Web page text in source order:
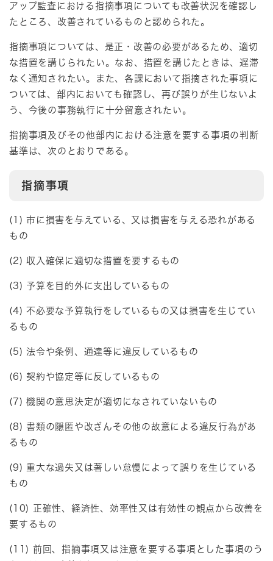
アップ監査における指摘事項についても改善状況を確認し
たところ、改善されているものと認められた。
指摘事項については、是正・改善の必要があるため、適切
な措置を講じられたい。なお、措置を講じたときは、遅滞
なく通知されたい。また、各課において指摘された事項に
ついては、部内においても確認し、再び誤りが生じないよ
う、今後の事務執行に十分留意されたい。
指摘事項及びその他部内における注意を要する事項の判断
基準は、次のとおりである。
指摘事項
(1) 市に損害を与えている、又は損害を与える恐れがある
もの
(2) 収入確保に適切な措置を要するもの
(3) 予算を目的外に支出しているもの
(4) 不必要な予算執行をしているもの又は損害を生じてい
るもの
(5) 法令や条例、通達等に違反しているもの
(6) 契約や協定等に反しているもの
(7) 機関の意思決定が適切になされていないもの
(8) 書類の隠匿や改ざんその他の故意による違反行為があ
るもの
(9) 重大な過失又は著しい怠慢によって誤りを生じている
もの
(10) 正確性、経済性、効率性又は有効性の観点から改善を
要するもの
(11) 前回、指摘事項又は注意を要する事項とした事項のう